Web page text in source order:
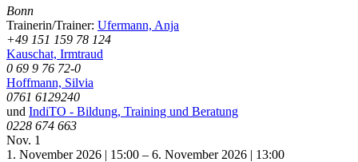
Bonn
Trainerin/Trainer: Ufermann, Anja
+49 151 159 78 124
Kauschat, Irmtraud
0 69 9 76 72-0
Hoffmann, Silvia
0761 6129240
und IndiTO - Bildung, Training und Beratung
0228 674 663
Nov. 1
1. November 2026 | 15:00 – 6. November 2026 | 13:00